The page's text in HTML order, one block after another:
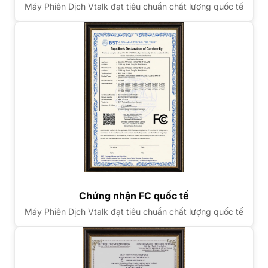
Máy Phiên Dịch Vtalk đạt tiêu chuẩn chất lượng quốc tế
Chứng nhận FC quốc tế
Máy Phiên Dịch Vtalk đạt tiêu chuẩn chất lượng quốc tế